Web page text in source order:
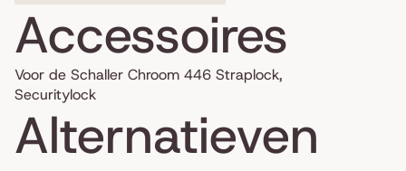
Accessoires
Voor de Schaller Chroom 446 Straplock,
Securitylock
Alternatieven